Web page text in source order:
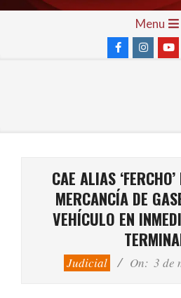
Skip
Menu
CAE ALIAS
MERCANCÍA DE
VEHÍCULO EN
Judicial On: 3 de